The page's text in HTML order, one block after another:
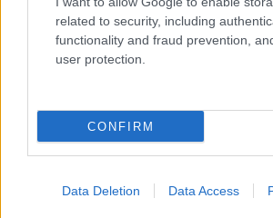
related to security, including
functionality and fraud prevention,
user protection.
CONFIRM
Data Deletion Data Access
Egy tündérkert nemcsak egyedi és
a balkon vagy terasz